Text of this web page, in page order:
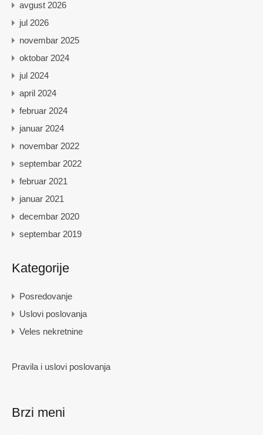
avgust 2026
jul 2026
novembar 2025
oktobar 2024
jul 2024
april 2024
februar 2024
januar 2024
novembar 2022
septembar 2022
februar 2021
januar 2021
decembar 2020
septembar 2019
Kategorije
Posredovanje
Uslovi poslovanja
Veles nekretnine
Pravila i uslovi poslovanja
Brzi meni